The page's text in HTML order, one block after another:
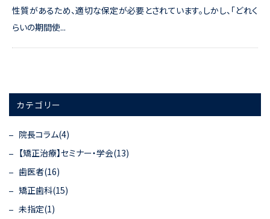
性質があるため、適切な保定が必要とされています。しかし、「どれく
らいの期間使...
カテゴリー
院長コラム(4)
【矯正治療】セミナー・学会(13)
歯医者(16)
矯正歯科(15)
未指定(1)